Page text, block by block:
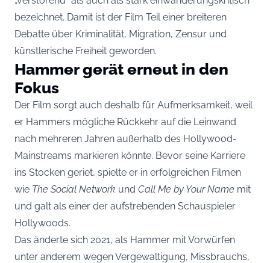
bezeichnet. Damit ist der Film Teil einer breiteren
Debatte über Kriminalität, Migration, Zensur und
künstlerische Freiheit geworden.
Hammer gerät erneut in den
Fokus
Der Film sorgt auch deshalb für Aufmerksamkeit, weil
er Hammers mögliche Rückkehr auf die Leinwand
nach mehreren Jahren außerhalb des Hollywood-
Mainstreams markieren könnte. Bevor seine Karriere
ins Stocken geriet, spielte er in erfolgreichen Filmen
wie The Social Network und Call Me by Your Name mit
und galt als einer der aufstrebenden Schauspieler
Hollywoods.
Das änderte sich 2021, als Hammer mit Vorwürfen
unter anderem wegen Vergewaltigung, Missbrauchs,